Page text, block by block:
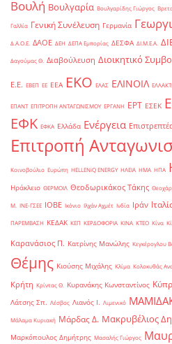
Βουλή Βουλγαρία Βουλγαρίδης Γιώργος
Γαλλία Γενική Συνέλευση Γερμανία
Δ.Α.Ο.Ε. ΔΑΟΕ ΔΕΗ ΔΕΠΑ Εμπορίας ΔΕΣΦΑ ΔΙ.Μ.Ε.Α.
Δαγούμας Θ. Διαβούλευση Διοικητικό
Ε.Ε. ΕΒΕΠ ΕΕ ΕΕΑ ΕΚΟ ΕΛΑΣ ΕΛΙΝΟΙΛ
ΕΠΑΝΤ ΕΠΙΤΡΟΠΗ ΑΝΤΑΓΩΝΙΣΜΟΥ ΕΡΓΑΝΗ ΕΡΤ ΕΣΕΚ
ΕΦΚ ΕΦΚΑ Ελλάδα Ενέργεια
Επιτροπή
Κοινοβούλιο Ευρώπη ΗELLENiQ ENERGY ΗΛΕΙΑ ΗΜΑ ΗΠΑ
Ηράκλειο ΘΕΡΜΟΙΛ Θεοδωρικάκος Τάκης
Μ. ΙΝΕ-ΓΣΕΕ ΙΟΒΕ Ικόνιο Ιλχάν Αχμέτ Ινδία Ιράν
ΠΑΡΕΜΒΑΣΗ ΚΕΔΑΚ ΚΕΠ ΚΕΡΔΟΦΟΡΙΑ ΚΙΝΑ ΚΤΕΟ Κίνα
Καρανάσιος Π. Κατρίνης Μανώλης Κεγκέρογλου
Θέμης Κιούσης Μιχάλης Κλίμα Κολοκυθάς
Κρήτη Κρίντας Θ. Κυρανάκης Κωνσταντίνος
Λάτσης Σπ. Λέσβος Λιανός Ι. Λιμενικό
Μάλαμα Κυριακή Μάρδας Δ. Μακρυβέλιος
Μαρκόπουλος Δημήτρης Μασαλής Γιώργος